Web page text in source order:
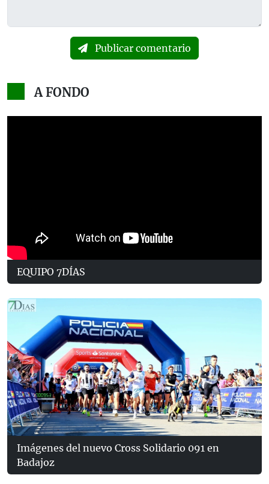
Publicar comentario
A FONDO
EQUIPO 7DÍAS
Imágenes del nuevo Cross Solidario 091 en
Badajoz